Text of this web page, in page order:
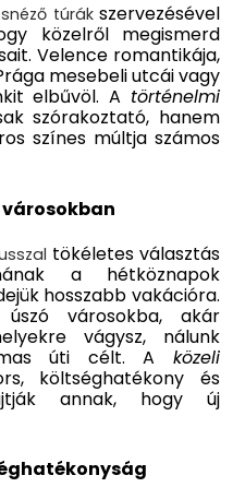
túrákszervezésével
közelről megismerd
Velence romantikája,
mesebeli utcái vagy
elbűvöl. A történelmi
szórakoztató, hanem
színes múltja számos
tökéletes választás
a hétköznapok
hosszabb vakációra.
városokba, akár
vágysz, nálunk
úti célt. A közeli
költséghatékony és
annak, hogy új